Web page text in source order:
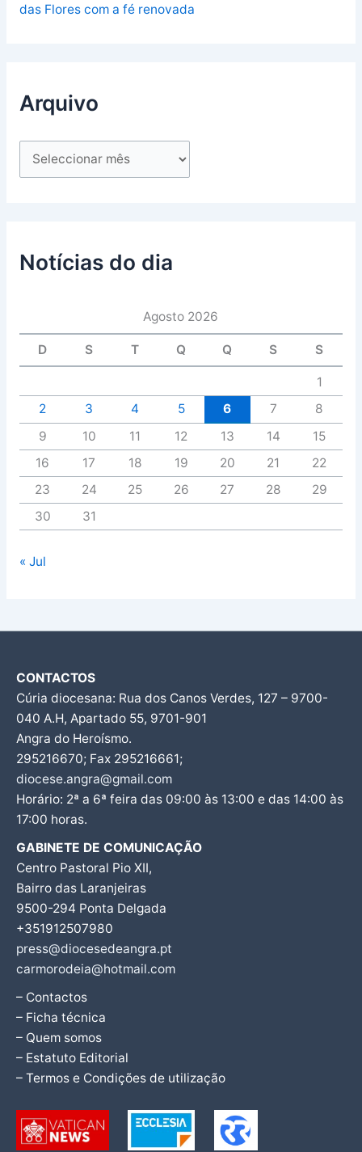
das Flores com a fé renovada
Arquivo
Notícias do dia
Agosto 2026
D S T Q Q S S
1
2
3 4 5 6 7
8
9
10 11 12 13 14
15
16
17 18 19 20 21
22
23
24 25 26 27 28
29
30
31
« Jul
CONTACTOS
Cúria diocesana: Rua dos Canos Verdes, 127 – 9700-
040 A.H, Apartado 55, 9701-901
Angra do Heroísmo.
295216670; Fax 295216661;
diocese.angra@gmail.com
Horário: 2ª a 6ª feira das 09:00 às 13:00 e das 14:00 às
17:00 horas.
GABINETE DE COMUNICAÇÃO
Centro Pastoral Pio XII,
Bairro das Laranjeiras
9500-294 Ponta Delgada
+351912507980
press@diocesedeangra.pt
carmorodeia@hotmail.com
– Contactos
– Ficha técnica
– Quem somos
– Estatuto Editorial
– Termos e Condições de utilização